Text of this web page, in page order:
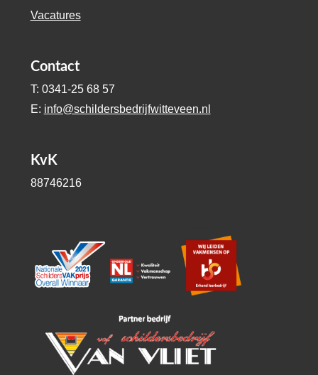
Vacatures
Contact
T: 0341-25 68 57
E: info@schildersbedrijfwitteveen.nl
KvK
88746216